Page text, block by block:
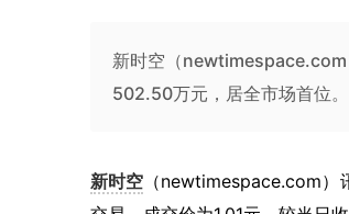
新时空（
502.50万元，居全市场首位。
新时空 （newtimespace.com）